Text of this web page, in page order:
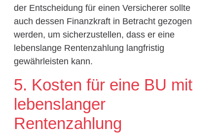
der Entscheidung für einen Versicherer sollte
auch dessen Finanzkraft in Betracht gezogen
werden, um sicherzustellen, dass er eine
lebenslange Rentenzahlung langfristig
gewährleisten kann.
5. Kosten für eine BU mit
lebenslanger
Rentenzahlung